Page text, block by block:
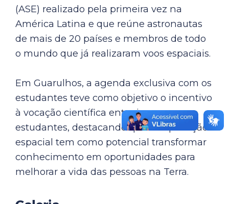
(ASE) realizado pela primeira vez na
América Latina e que reúne astronautas
de mais de 20 países e membros de todo
o mundo que já realizaram voos espaciais.
Em Guarulhos, a agenda exclusiva com os
estudantes teve como objetivo o incentivo
à vocação científica entre jovens
estudantes, destacando que a exploração
espacial tem como potencial transformar
conhecimento em oportunidades para
melhorar a vida das pessoas na Terra.